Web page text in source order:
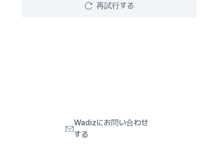
再試行する
Wadizにお問い合わせ
する